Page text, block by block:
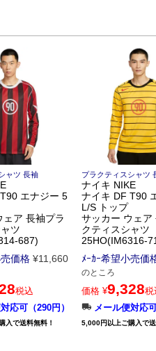
ャツ 長袖
エナジー 5
ェア 長袖プラ
ツ
687)
価格 ¥11,660
税込
応可（290円）
入で送料無料！
プラクティスシャツ
ナイキ NIKE
ナイキ DF T90
L/S トップ
サッカー ウェア
クティスシャツ
25HO(IM6316-
ﾒｰｶｰ希望小売価
のところ
価格 ¥9,328税
メール便対応可
5,000円以上ご購入で送